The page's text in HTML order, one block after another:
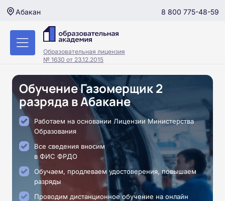
Абакан 8 800 775-48-59
Образовательная лицензия
№ 1630 от 23.12.2015
Обучение Газомерщик 2
разряда в Абакане
Работаем на основании Лицензии Министерства
Образования
Все сведения вносим
в ФИС ФРДО
Обучаем, продлеваем удостоверения, повышаем
разряды
Проводим дистанционное обучение на онлайн